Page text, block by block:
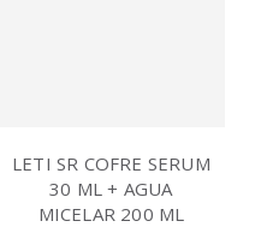
LETI SR COFRE SERUM
30 ML + AGUA
MICELAR 200 ML